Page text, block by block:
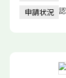
申請状況